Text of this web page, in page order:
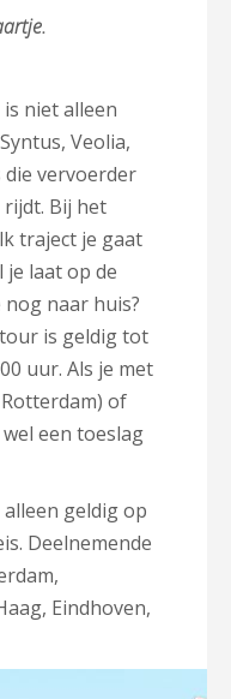
niet alleen
Veolia,
die vervoerder
rijdt. Bij het
traject je gaat
je laat op de
naar huis?
is geldig tot
uur. Als je met
of
een toeslag
geldig op
Deelnemende
Eindhoven,